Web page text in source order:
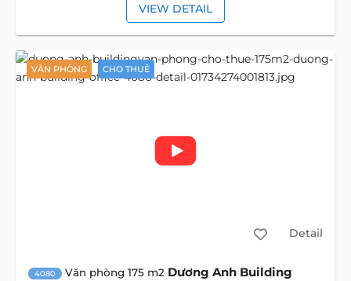
VIEW DETAIL
VĂN PHÒNG CHO THUÊ
Detail
4080 Văn phòng 175 m2 Dương Anh Building